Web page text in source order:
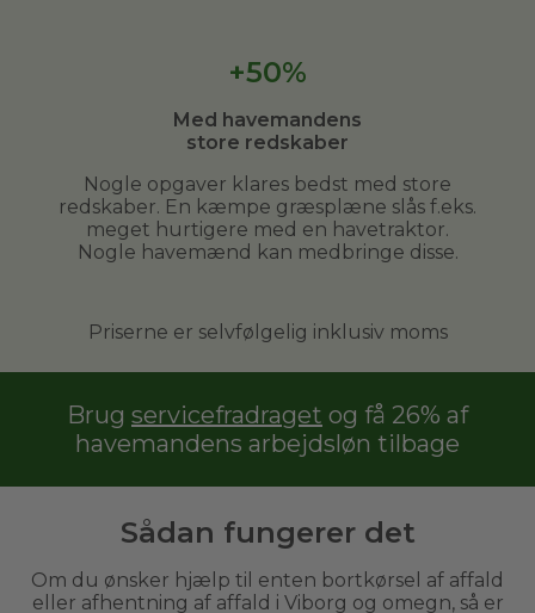
+50%
Med havemandens
store redskaber
Nogle opgaver klares bedst med store
redskaber. En kæmpe græsplæne slås f.eks.
meget hurtigere med en havetraktor.
Nogle havemænd kan medbringe disse.
Priserne er selvfølgelig inklusiv moms
Brug servicefradraget og få 26% af
havemandens arbejdsløn tilbage
Sådan fungerer det
Om du ønsker hjælp til enten bortkørsel af affald
eller afhentning af affald i Viborg og omegn, så er